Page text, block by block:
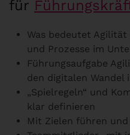
für
Was bedeutet
und Prozesse im
Führungsaufgabe
den digitalen Wandel
„Spielregeln“ und
klar definieren
Mit Zielen führen